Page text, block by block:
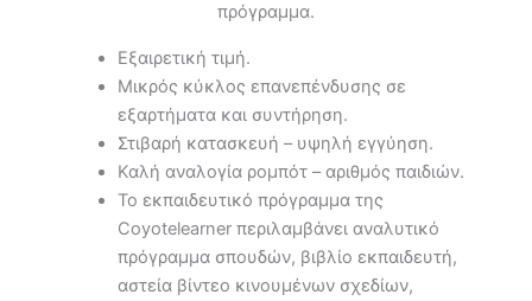
πρόγραμμα.
Εξαιρετική τιμή.
Μικρός κύκλος επανεπένδυσης σε
εξαρτήματα και συντήρηση.
Στιβαρή κατασκευή – υψηλή εγγύηση.
Καλή αναλογία ρομπότ – αριθμός παιδιών.
Το εκπαιδευτικό πρόγραμμα της
Coyotelearner περιλαμβάνει αναλυτικό
πρόγραμμα σπουδών, βιβλίο εκπαιδευτή,
αστεία βίντεο κινουμένων σχεδίων,